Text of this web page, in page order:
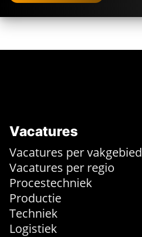
Vacatures
Vacatures per vakgebied
Vacatures per regio
Procestechniek
Productie
Techniek
Logistiek